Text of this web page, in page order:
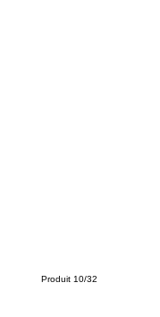
Produit 10/32